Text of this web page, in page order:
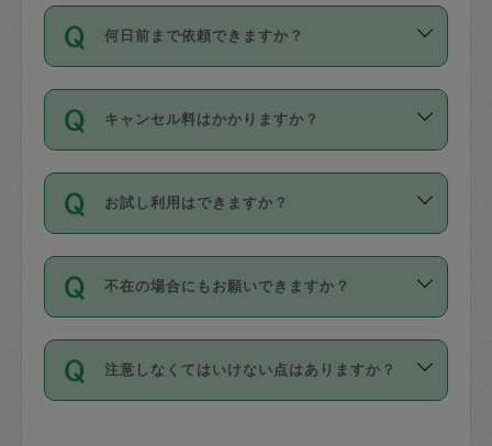
時間も被らない場合、損害保険の対象外
社員など様々なバックグラウンドの方が
登録しています。
日本語も話せる方など様々です。
ールに記載していますので、各自の得意
を依頼してください。
確認しています。タスカジさんトレーニ
ング動画を使ったセルフトレーニングの
現場トライアルを受け、合格したタスカ
ジさんが活動されています。
※テストセンターの講評は１件目のレビュ
参考
【詳細】タスカジさんの登録に際
依頼者とタスカジさんとの間でタスカジ
を通して成立した作業時間内での作業に
適用されます。作業範囲は、掃除、洗
です。作業中に物を壊したり、人にけが
をさせたりした場合が対象で、補償金額
す。
写真を撮り、
詳細FAQ：
損害賠償保険について教えて
何日前まで依頼できますか？
ご依頼は、現在を起点に3日後（72時間
以降）の日時から受付可能となっていま
す。
タスカジさんへ「募集」をかけることが
可能です。
キャンセル料はかかりますか？
キャンセル料には、以下の2種類がありま
す。
1. 直前キャンセル（定期、スポット契約
共通）
72時間を超える※と、以下のキャンセル
料が発生します。
お試し利用はできますか？
「お試し利用」というメニューはありま
せんが、「一回のみ」依頼を活用するこ
とによって、気に入ったタスカジさんを
まず、条件の合う気になるタスカジさ
不在の場合にもお願いできますか？
不在の場合の作業はタスカジさんの同意
が必要です。数回の依頼ののち、タスカ
ジさんと依頼者の間で十分な信頼関係が
注意しなくてはいけない点はありますか？